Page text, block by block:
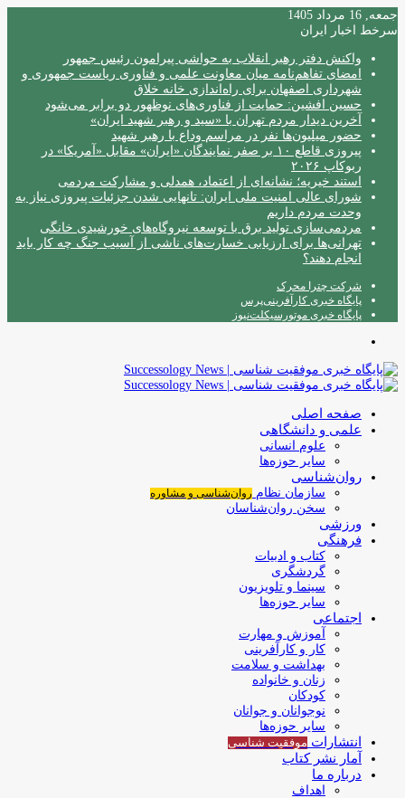
جمعه, 16 مرداد 1405
سرخط اخبار ایران
واکنش دفتر رهبر انقلاب به حواشی پیرامون رئیس جمهور
امضای تفاهم‌نامه میان معاونت علمی و فناوری ریاست جمهوری و
شهرداری اصفهان برای راه‌اندازی خانه خلاق
حسین افشین: حمایت از فناوری‌های نوظهور دو برابر می‌شود
آخرین دیدار مردم تهران با «سید و رهبر شهید ایران»
حضور میلیون‌ها نفر در مراسم وداع با رهبر شهید
پیروزی قاطع ۱۰ بر صفر نمایندگان «ایران» مقابل «آمریکا» در
ربوکاپ ۲۰۲۶
استند خیریه؛ نشانه‌ای از اعتماد، همدلی و مشارکت مردمی
شورای عالی امنیت ملی ایران: تانهایی شدن جزئیات پیروزی نیاز به
وحدت مردم داریم
مردمی‌سازی تولید برق با توسعه نیروگاه‌های خورشیدی خانگی
تهرانی‌ها برای ارزیابی خسارت‌های ناشی از آسیب جنگ چه کار باید
انجام دهند؟
شرکت چترا محرک
پایگاه خبری کارآفرینی‌پرس
پایگاه خبری موتورسیکلت‌نیوز
صفحه اصلی
علمی و دانشگاهی
علوم انسانی
سایر حوزه‌ها
روان‌شناسی
سازمان نظام روان‌شناسی و مشاوره
سخن روان‌شناسان
ورزشی
فرهنگی
کتاب و ادبیات
گردشگری
سینما و تلویزیون
سایر حوزه‌ها
اجتماعی
آموزش و مهارت
کار و کارآفرینی
بهداشت و سلامت
زنان و خانواده
کودکان
نوجوانان و جوانان
سایر حوزه‌ها
انتشارات موفقیت‌ شناسی
آمار نشر کتاب
درباره ما
اهداف